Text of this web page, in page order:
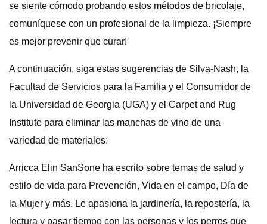
se siente cómodo probando estos métodos de bricolaje,
comuníquese con un profesional de la limpieza. ¡Siempre
es mejor prevenir que curar!
A continuación, siga estas sugerencias de Silva-Nash, la
Facultad de Servicios para la Familia y el Consumidor de
la Universidad de Georgia (UGA) y el Carpet and Rug
Institute para eliminar las manchas de vino de una
variedad de materiales:
Arricca Elin SanSone ha escrito sobre temas de salud y
estilo de vida para Prevención, Vida en el campo, Día de
la Mujer y más. Le apasiona la jardinería, la repostería, la
lectura y pasar tiempo con las personas y los perros que